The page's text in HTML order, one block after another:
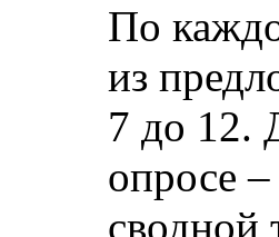
По
из
7 до 12.
опросе –
сводной